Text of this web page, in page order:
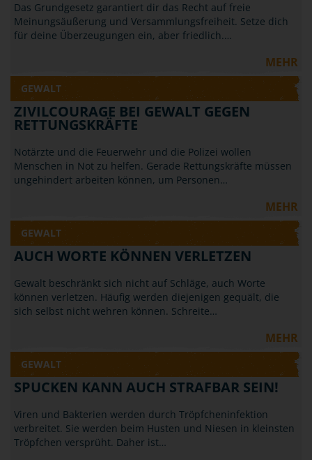
Das Grundgesetz garantiert dir das Recht auf freie
Meinungsäußerung und Versammlungsfreiheit. Setze dich
für deine Überzeugungen ein, aber friedlich.…
MEHR
GEWALT
ZIVILCOURAGE BEI GEWALT GEGEN
RETTUNGSKRÄFTE
Notärzte und die Feuerwehr und die Polizei wollen
Menschen in Not zu helfen. Gerade Rettungskräfte müssen
ungehindert arbeiten können, um Personen…
MEHR
GEWALT
AUCH WORTE KÖNNEN VERLETZEN
Gewalt beschränkt sich nicht auf Schläge, auch Worte
können verletzen. Häufig werden diejenigen gequält, die
sich selbst nicht wehren können. Schreite…
MEHR
GEWALT
SPUCKEN KANN AUCH STRAFBAR SEIN!
Viren und Bakterien werden durch Tröpfcheninfektion
verbreitet. Sie werden beim Husten und Niesen in kleinsten
Tröpfchen versprüht. Daher ist…